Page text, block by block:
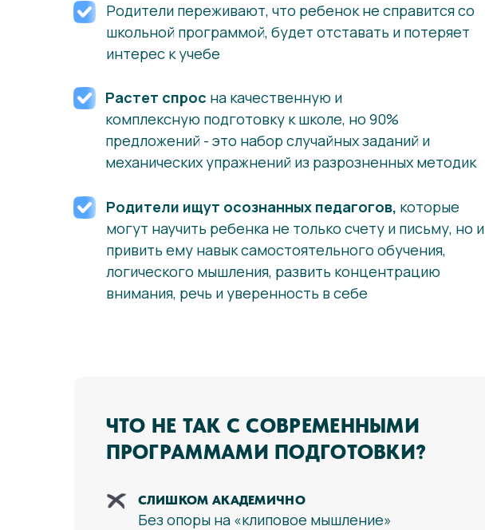
Родители переживают, что ребенок не справится со
школьной программой, будет отставать и потеряет
интерес к учебе
Растет спрос на качественную и
комплексную подготовку к школе, но 90%
предложений - это набор случайных заданий и
механических упражнений из разрозненных методик
Родители ищут осознанных педагогов, которые
могут научить ребенка не только счету и письму, но и
привить ему навык самостоятельного обучения,
логического мышления, развить концентрацию
внимания, речь и уверенность в себе
Без опоры на «клиповое мышление»
ЧТО НЕ ТАК С СОВРЕМЕННЫМИ
ПРОГРАММАМИ ПОДГОТОВКИ?
СЛИШКОМ АКАДЕМИЧНО